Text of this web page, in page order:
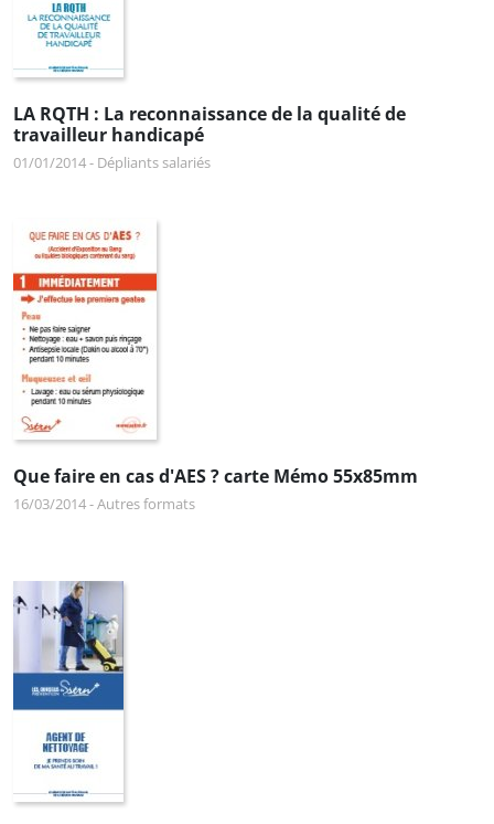
LA RQTH : La reconnaissance de la qualité de
travailleur handicapé
01/01/2014- Dépliants salariés
Que faire en cas d'AES ? carte Mémo 55x85mm
16/03/2014-Autres formats